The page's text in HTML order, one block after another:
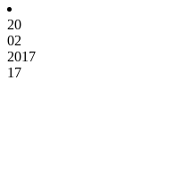
20
02
2017
17